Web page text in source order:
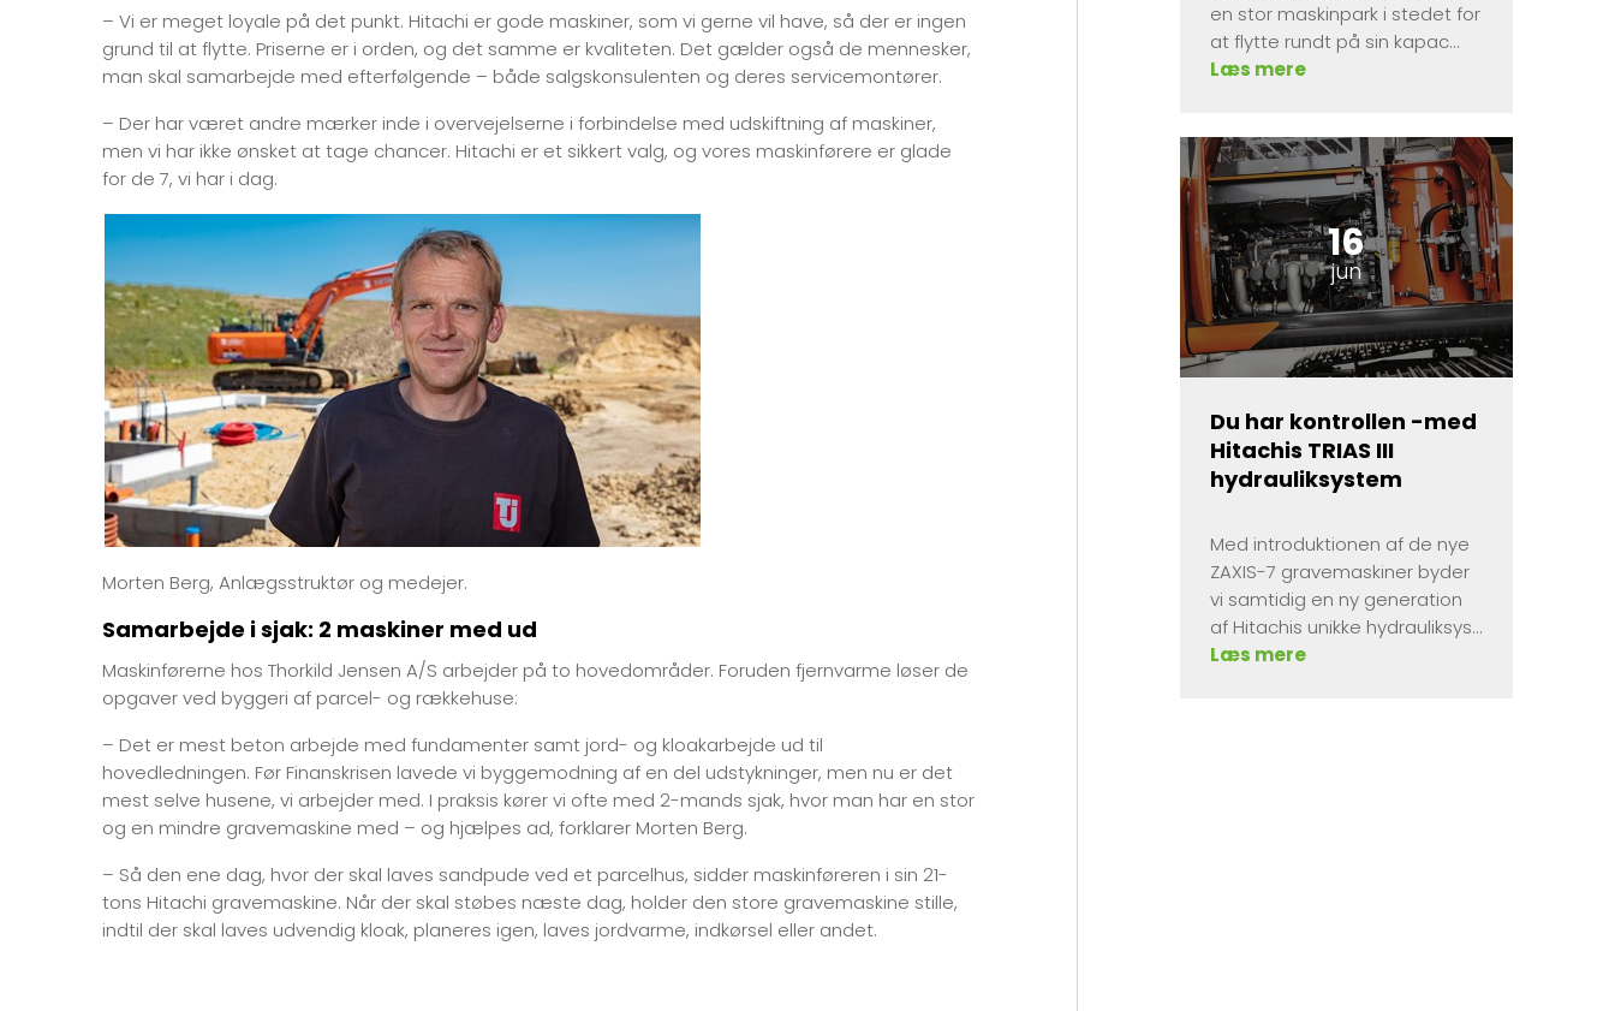
– Vi er meget loyale på det punkt. Hitachi er gode maskiner, som vi gerne vil have, så der er ingen
grund til at flytte. Priserne er i orden, og det samme er kvaliteten. Det gælder også de mennesker,
man skal samarbejde med efterfølgende – både salgskonsulenten og deres servicemontører.
– Der har været andre mærker inde i overvejelserne i forbindelse med udskiftning af maskiner,
men vi har ikke ønsket at tage chancer. Hitachi er et sikkert valg, og vores maskinførere er glade
for de 7, vi har i dag.
Morten Berg, Anlægsstruktør og medejer.
Samarbejde i sjak: 2 maskiner med ud
Maskinførerne hos Thorkild Jensen A/S arbejder på to hovedområder. Foruden fjernvarme løser de
opgaver ved byggeri af parcel- og rækkehuse:
– Det er mest beton arbejde med fundamenter samt jord- og kloakarbejde ud til
hovedledningen. Før Finanskrisen lavede vi byggemodning af en del udstykninger, men nu er det
mest selve husene, vi arbejder med. I praksis kører vi ofte med 2-mands sjak, hvor man har en stor
og en mindre gravemaskine med – og hjælpes ad, forklarer Morten Berg.
– Så den ene dag, hvor der skal laves sandpude ved et parcelhus, sidder maskinføreren i sin 21-
tons Hitachi gravemaskine. Når der skal støbes næste dag, holder den store gravemaskine stille,
indtil der skal laves udvendig kloak, planeres igen, laves jordvarme, indkørsel eller andet.
en stor maskinpark i stedet for
at flytte rundt på sin kapac...
Læs mere
16
jun
Du har kontrollen -med
Hitachis TRIAS III
hydrauliksystem
Med introduktionen af de nye
ZAXIS-7 gravemaskiner byder
vi samtidig en ny generation
af Hitachis unikke hydrauliksys...
Læs mere